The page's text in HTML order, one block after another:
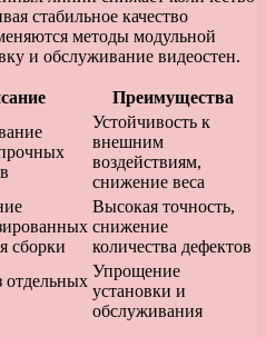
стабильное качество
методы модульной
и обслуживание видеостен.
Преимущества
Устойчивость к
внешним
воздействиям,
снижение веса
сборки
Высокая точность,
снижение
количества дефектов
отдельных
Упрощение
установки и
обслуживания